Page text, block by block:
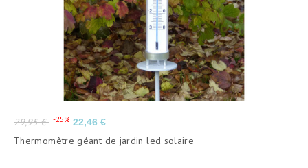
Prix
de
base
29,95 € -25% Prix
22,46 €
Thermomètre géant de jardin led solaire